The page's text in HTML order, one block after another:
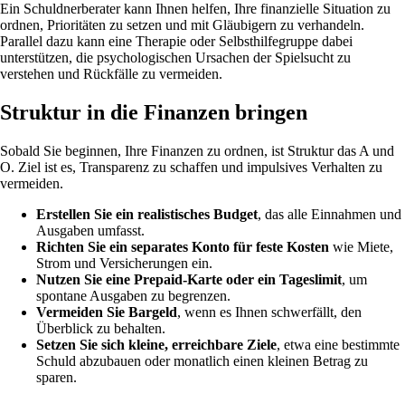
Ein Schuldnerberater kann Ihnen helfen, Ihre finanzielle Situation zu
ordnen, Prioritäten zu setzen und mit Gläubigern zu verhandeln.
Parallel dazu kann eine Therapie oder Selbsthilfegruppe dabei
unterstützen, die psychologischen Ursachen der Spielsucht zu
verstehen und Rückfälle zu vermeiden.
Struktur in die Finanzen bringen
Sobald Sie beginnen, Ihre Finanzen zu ordnen, ist Struktur das A und
O. Ziel ist es, Transparenz zu schaffen und impulsives Verhalten zu
vermeiden.
Erstellen Sie ein realistisches Budget, das alle Einnahmen und
Ausgaben umfasst.
Richten Sie ein separates Konto für feste Kosten wie Miete,
Strom und Versicherungen ein.
Nutzen Sie eine Prepaid-Karte oder ein Tageslimit, um
spontane Ausgaben zu begrenzen.
Vermeiden Sie Bargeld, wenn es Ihnen schwerfällt, den
Überblick zu behalten.
Setzen Sie sich kleine, erreichbare Ziele, etwa eine bestimmte
Schuld abzubauen oder monatlich einen kleinen Betrag zu
sparen.